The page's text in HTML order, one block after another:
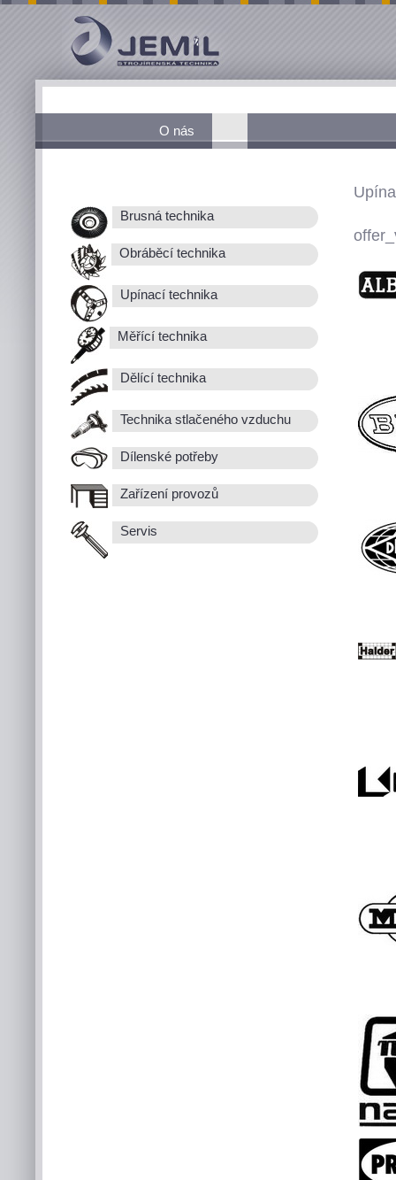
O nás
Brusná technika
Obráběcí technika
Upínací technika
Měřící technika
Dělící technika
Technika stlačeného vzduchu
Dílenské potřeby
Zařízení provozů
Servis